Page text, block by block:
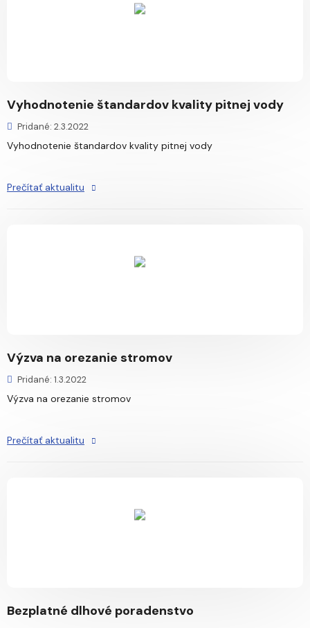
Vyhodnotenie štandardov kvality pitnej vody
Pridané: 2.3.2022
Vyhodnotenie štandardov kvality pitnej vody
Prečítať aktualitu
Výzva na orezanie stromov
Pridané: 1.3.2022
Výzva na orezanie stromov
Prečítať aktualitu
Bezplatné dlhové poradenstvo